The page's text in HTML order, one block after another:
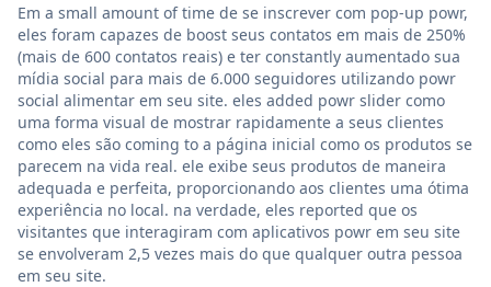
Em a small amount of time de se inscrever com pop-up powr,
eles foram capazes de boost seus contatos em mais de 250%
(mais de 600 contatos reais) e ter constantly aumentado sua
mídia social para mais de 6.000 seguidores utilizando powr
social alimentar em seu site. eles added powr slider como
uma forma visual de mostrar rapidamente a seus clientes
como eles são coming to a página inicial como os produtos se
parecem na vida real. ele exibe seus produtos de maneira
adequada e perfeita, proporcionando aos clientes uma ótima
experiência no local. na verdade, eles reported que os
visitantes que interagiram com aplicativos powr em seu site
se envolveram 2,5 vezes mais do que qualquer outra pessoa
em seu site.